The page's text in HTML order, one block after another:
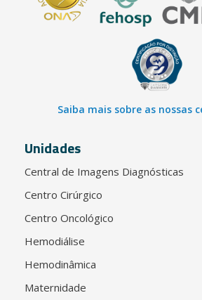
Saiba mais sobre as nossas
Unidades
Central de Imagens Diagnósticas
Centro Cirúrgico
Centro Oncológico
Hemodiálise
Hemodinâmica
Maternidade